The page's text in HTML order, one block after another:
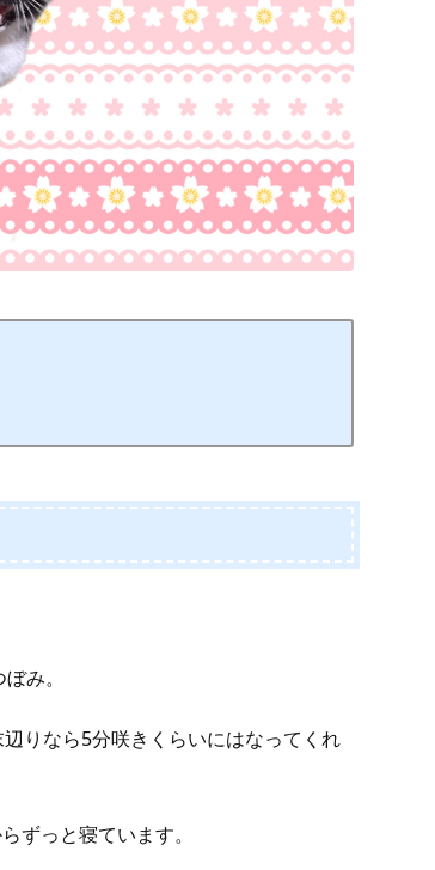
み。
りなら5分咲きくらいにはなってくれ
ずっと寝ています。